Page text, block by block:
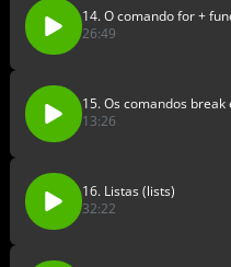
14. O comando for +
26:49
15. Os comandos
13:26
16. Listas (lists)
32:22